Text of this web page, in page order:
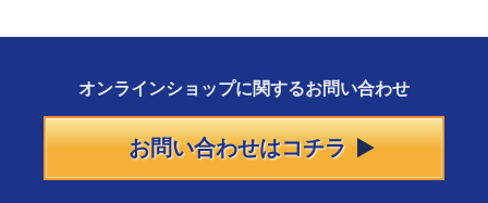
オンラインショップに関するお問い合わせ
お問い合わせはコチラ